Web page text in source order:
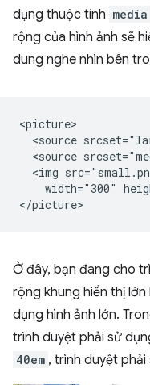
dụng thuộc tính media
rộng của hình ảnh sẽ
dung nghe nhìn bên
<picture>
<source
<source
<img
width="300"
Ở đây, bạn đang cho
rộng khung hiển thị lớn
dụng hình ảnh lớn.
trình duyệt phải sử
40em , trình duyệt phải